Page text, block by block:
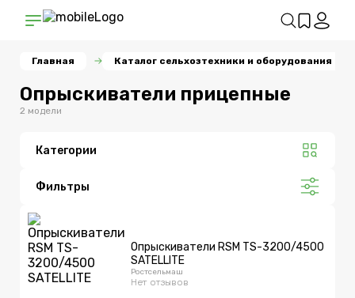
Главная Каталог сельхозтехники и оборудования
Опрыскиватели прицепные
2 модели
Категории
Фильтры
Опрыскиватели RSM TS-3200/4500
SATELLITE
Ростсельмаш
Нет отзывов